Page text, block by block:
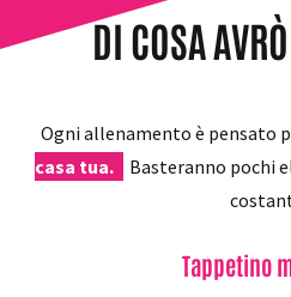
DI COSA
Ogni allenamento è pensato
casa tua.
Basteranno pochi
Tappetino